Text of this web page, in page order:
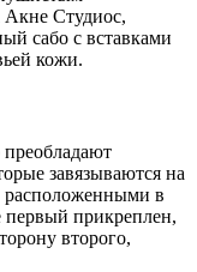
Студиос,
сабо с вставками
кожи.
завязываются на
расположенными в
прикреплен,
второго,